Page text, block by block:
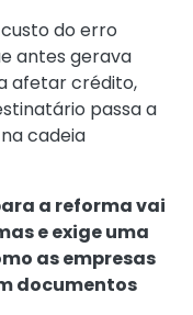
do erro
antes gerava
afetar crédito,
passa a
cadeia
a reforma vai
e exige uma
as empresas
documentos